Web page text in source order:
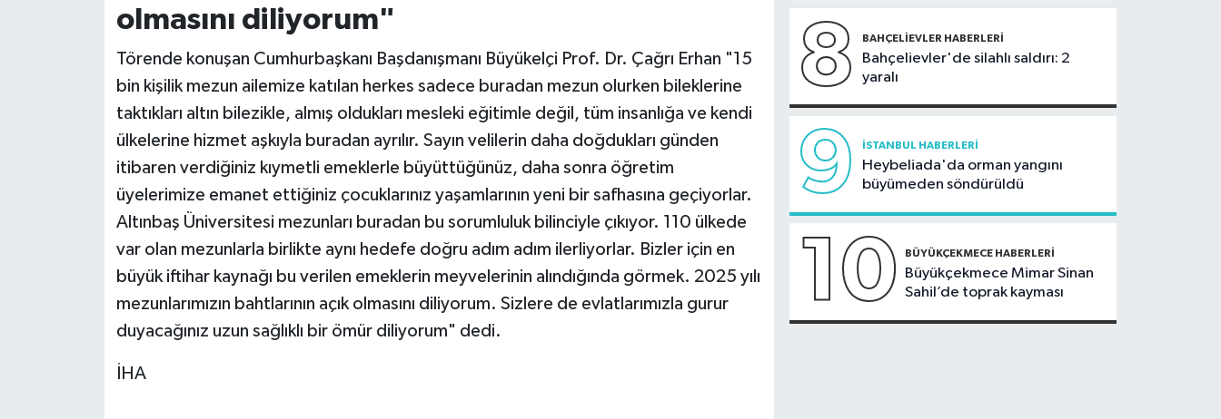
olmasını diliyorum"
Törende konuşan Cumhurbaşkanı Başdanışmanı Büyükelçi Prof. Dr. Çağrı Erhan "15
bin kişilik mezun ailemize katılan herkes sadece buradan mezun olurken bileklerine
taktıkları altın bilezikle, almış oldukları mesleki eğitimle değil, tüm insanlığa ve kendi
ülkelerine hizmet aşkıyla buradan ayrılır. Sayın velilerin daha doğdukları günden
itibaren verdiğiniz kıymetli emeklerle büyüttüğünüz, daha sonra öğretim
üyelerimize emanet ettiğiniz çocuklarınız yaşamlarının yeni bir safhasına geçiyorlar.
Altınbaş Üniversitesi mezunları buradan bu sorumluluk bilinciyle çıkıyor. 110 ülkede
var olan mezunlarla birlikte aynı hedefe doğru adım adım ilerliyorlar. Bizler için en
büyük iftihar kaynağı bu verilen emeklerin meyvelerinin alındığında görmek. 2025 yılı
mezunlarımızın bahtlarının açık olmasını diliyorum. Sizlere de evlatlarımızla gurur
duyacağınız uzun sağlıklı bir ömür diliyorum" dedi.
İHA
8 BAHÇELIEVLER HABERLERI
Bahçelievler'de silahlı saldırı: 2
yaralı
9 İSTANBUL HABERLERI
Heybeliada'da orman yangını
büyümeden söndürüldü
10 BÜYÜKÇEKMECE HABERLERI
Büyükçekmece Mimar Sinan
Sahil’de toprak kayması